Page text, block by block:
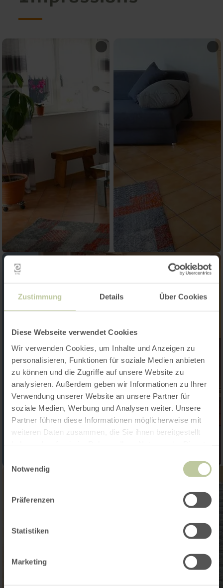
Zustimmung Details Über Cookies
Diese Webseite verwendet Cookies
Wir verwenden Cookies, um Inhalte und Anzeigen zu
personalisieren, Funktionen für soziale Medien anbieten
zu können und die Zugriffe auf unsere Website zu
analysieren. Außerdem geben wir Informationen zu Ihrer
Verwendung unserer Website an unsere Partner für
soziale Medien, Werbung und Analysen weiter. Unsere
Partner führen diese Informationen möglicherweise mit
weiteren Daten zusammen, die Sie ihnen bereitgestellt
Notwendig
Präferenzen
Statistiken
Marketing